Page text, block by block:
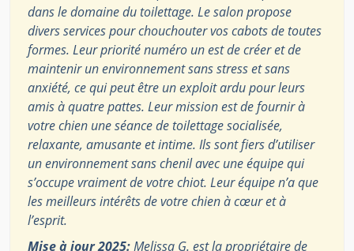
dans le domaine du toilettage. Le salon propose
divers services pour chouchouter vos cabots de toutes
formes. Leur priorité numéro un est de créer et de
maintenir un environnement sans stress et sans
anxiété, ce qui peut être un exploit ardu pour leurs
amis à quatre pattes. Leur mission est de fournir à
votre chien une séance de toilettage socialisée,
relaxante, amusante et intime. Ils sont fiers d’utiliser
un environnement sans chenil avec une équipe qui
s’occupe vraiment de votre chiot. Leur équipe n’a que
les meilleurs intérêts de votre chien à cœur et à
l’esprit.
Mise à jour 2025:Melissa G. est la propriétaire de